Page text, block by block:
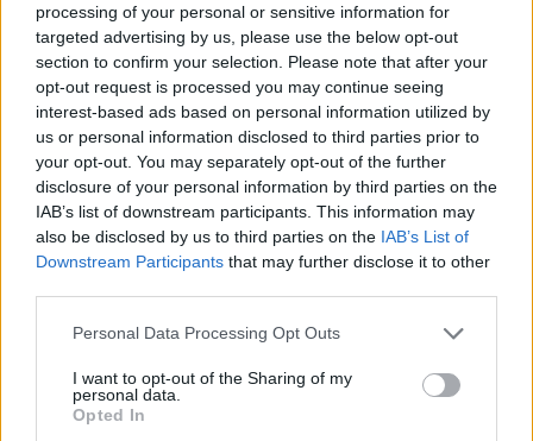
processing of your personal or sensitive information for
targeted advertising by us, please use the below opt-out
section to confirm your selection. Please note that after your
opt-out request is processed you may continue seeing
interest-based ads based on personal information utilized by
us or personal information disclosed to third parties prior to
your opt-out. You may separately opt-out of the further
disclosure of your personal information by third parties on the
IAB’s list of downstream participants. This information may
also be disclosed by us to third parties on the IAB’s List of
Downstream Participants that may further disclose it to other
Please note that this website/app uses one or more Google
not limited to your visit or usage behaviour. You may click to
grant or deny consent to Google and its third-party tags to
use your data for below specified purposes in below Google
Personal Data Processing Opt Outs
I want to opt-out of the Sharing of my
personal data.
Opted In
„Ő az unokaöcsém.”
Nyomozás egy eltűnt élet
után
Lucas szabadságot vett ki.
Kórházi nyilvántartásokat nézett át, régi jelentéseket
keresett, baleseti adatokat kutatott. Addig ment, amíg elő
nem került az a pont, ahol minden összefutott.
motorbaleset miatt.